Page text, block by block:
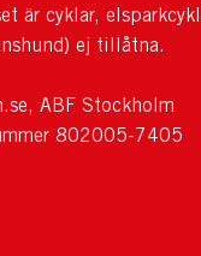
är cyklar,
ej tillåtna.
ABF Stockholm
802005-7405